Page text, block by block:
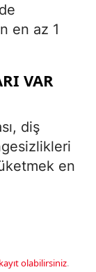
en az 1
VAR
diş
en
kayıt olabilirsiniz.